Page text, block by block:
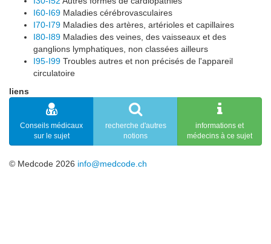
I60-I69 Maladies cérébrovasculaires
I70-I79 Maladies des artères, artérioles et capillaires
I80-I89 Maladies des veines, des vaisseaux et des
ganglions lymphatiques, non classées ailleurs
I95-I99 Troubles autres et non précisés de l'appareil
circulatoire
liens
Conseils médicaux
sur le sujet
recherche d'autres
notions
informations et
médecins à ce sujet
© Medcode 2026 info@medcode.ch